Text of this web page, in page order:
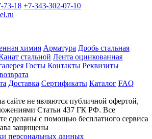
73-18 +7-343-302-07-10
химия Арматура Дробь стальная
стальной Лента оцинкованная
Госты Контакты Реквизиты
Доставка Сертификаты Каталог FAQ
сайте не являются публичной офертой,
Статьи 437 ГК РФ. Все
сделаны с помощью бесплатного сервиса
защищены
персональных данных